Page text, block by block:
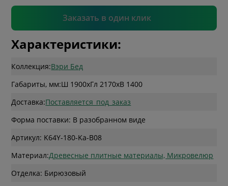
Заказать в один клик
Подтвердить
Характеристики:
Коллекция:Вэри Бед
Габариты, мм:Ш 1900xГл 2170xВ 1400
Доставка:Поставляется_под_заказ
Форма поставки: В разобранном виде
Артикул: K64Y-180-Ka-B08
Материал:Древесные плитные материалы, Микровелюр
Отделка: Бирюзовый